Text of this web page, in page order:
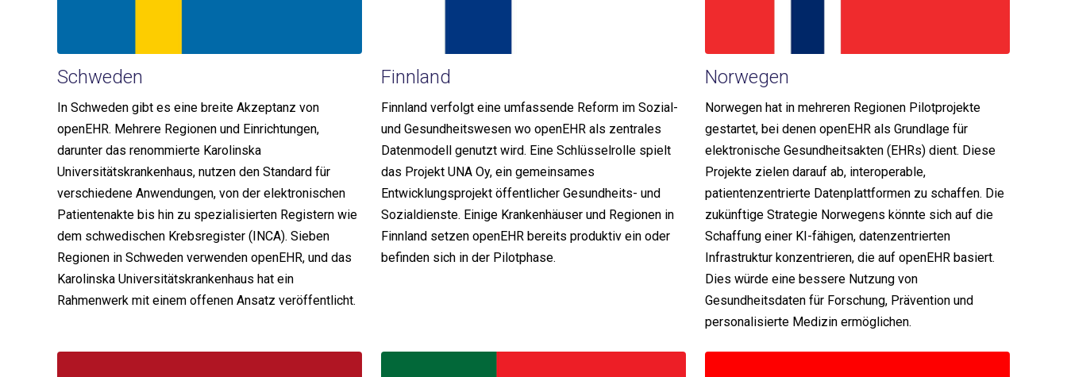
Schweden
In Schweden gibt es eine breite Akzeptanz von
openEHR. Mehrere Regionen und Einrichtungen,
darunter das renommierte Karolinska
Universitätskrankenhaus, nutzen den Standard für
verschiedene Anwendungen, von der elektronischen
Patientenakte bis hin zu spezialisierten Registern wie
dem schwedischen Krebsregister (INCA). Sieben
Regionen in Schweden verwenden openEHR, und das
Karolinska Universitätskrankenhaus hat ein
Rahmenwerk mit einem offenen Ansatz veröffentlicht.
Finnland
Finnland verfolgt eine umfassende Reform im Sozial-
und Gesundheitswesen wo openEHR als zentrales
Datenmodell genutzt wird. Eine Schlüsselrolle spielt
das Projekt UNA Oy, ein gemeinsames
Entwicklungsprojekt öffentlicher Gesundheits- und
Sozialdienste. Einige Krankenhäuser und Regionen in
Finnland setzen openEHR bereits produktiv ein oder
befinden sich in der Pilotphase.
Norwegen
Norwegen hat in mehreren Regionen Pilotprojekte
gestartet, bei denen openEHR als Grundlage für
elektronische Gesundheitsakten (EHRs) dient. Diese
Projekte zielen darauf ab, interoperable,
patientenzentrierte Datenplattformen zu schaffen. Die
zukünftige Strategie Norwegens könnte sich auf die
Schaffung einer KI-fähigen, datenzentrierten
Infrastruktur konzentrieren, die auf openEHR basiert.
Dies würde eine bessere Nutzung von
Gesundheitsdaten für Forschung, Prävention und
personalisierte Medizin ermöglichen.